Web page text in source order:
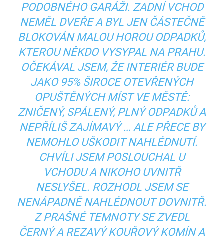
PODOBNÉHO GARÁŽI. ZADNÍ VCHOD
NEMĚL DVEŘE A BYL JEN ČÁSTEČNĚ
BLOKOVÁN MALOU HOROU ODPADKŮ,
KTEROU NĚKDO VYSYPAL NA PRAHU.
OČEKÁVAL JSEM, ŽE INTERIÉR BUDE
JAKO 95% ŠIROCE OTEVŘENÝCH
OPUŠTĚNÝCH MÍST VE MĚSTĚ:
ZNIČENÝ, SPÁLENÝ, PLNÝ ODPADKŮ A
NEPŘÍLIŠ ZAJÍMAVÝ … ALE PŘECE BY
NEMOHLO UŠKODIT NAHLÉDNUTÍ.
CHVÍLI JSEM POSLOUCHAL U
VCHODU A NIKOHO UVNITŘ
NESLYŠEL. ROZHODL JSEM SE
NENÁPADNĚ NAHLÉDNOUT DOVNITŘ.
Z PRAŠNÉ TEMNOTY SE ZVEDL
ČERNÝ A REZAVÝ KOUŘOVÝ KOMÍN A